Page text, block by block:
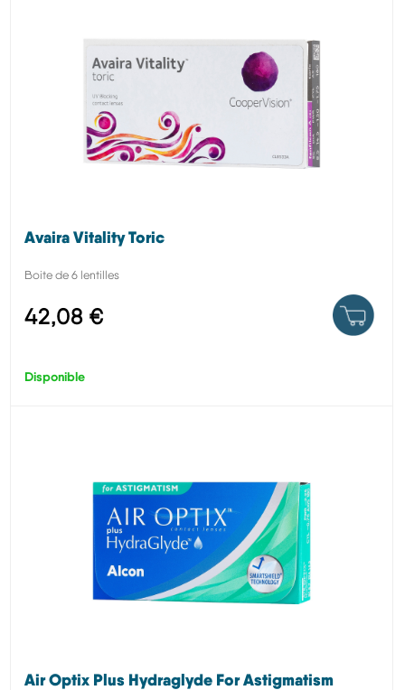
Avaira Vitality Toric
Boite de 6 lentilles
42,08 €
Disponible
Air Optix Plus Hydraglyde For Astigmatism